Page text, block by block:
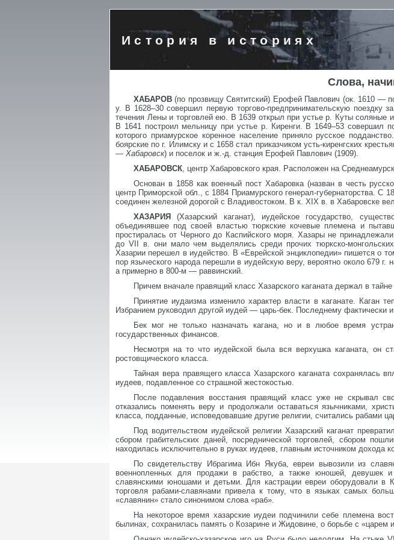
История в историях
Слова,
ХАБАРОВ (по прозвищу Святитский) Ерофей Павлович (ок. 1610 —
у. В 1628–30 совершил первую торгово-предпринимательскую поездку
течения Лены и торговлей ею. В 1639 открыл при устье р. Куты соляные
В 1641 построил мельницу при устье р. Киренги. В 1649–53 совершил
которого приамурское коренное население приняло русское
боярские по г. Илимску и с 1658 стал приказчиком усть-киренгских
— Хабаровск) и поселок и ж.-д. станция Ерофей Павлович (1909).
ХАБАРОВСК, центр Хабаровского края. Расположен на
Основан в 1858 как военный пост Хабаровка (назван в честь
центр Приморской обл., с 1884 Приамурского генерал-губернаторства. С
соединен железной дорогой с Владивостоком. В к. XIX в. в Хабаровске
ХАЗАРИЯ
(Хазарский каганат), иудейское государство,
объединявшее под своей властью тюркские кочевые племена и
простиралась от Черного до Каспийского моря. Хазары не
до VII в. они мало чем выделялись среди прочих тюркско-
Хазарии перешел в иудейство. В «Еврейской энциклопедии» пишется о
пор языческого народа перешли в иудейскую веру, вероятно около 679
а примерно в 800-м — раввинский.
Причем вначале правящий класс Хазарского каганата держал в
Принятие иудаизма изменило характер власти в каганате. Каган
Избранием руководил другой иудей — царь-бек. Последнему фактически
Бек мог не только назначать кагана, но и в любое время
государственных финансов.
Несмотря на то что иудейской была вся верхушка каганата, он
ростовщического класса.
Тайная вера правящего класса Хазарского каганата сохранялась
иудеев, подавленное со страшной жестокостью.
После подавления восстания правящий класс уже не скрывал
отказались поменять веру и продолжали оставаться язычниками,
класса, подданные, исповедовавшие другие религии, считались рабами
Под водительством иудейской религии Хазарский каганат
сбором грабительских даней, посреднической торговлей, сбором
находилась исключительно в руках иудеев, главным источником дохода
По свидетельству Ибрагима Ибн Якуба, евреи вывозили из
военнопленных для продажи в рабство, а также юношей, девушек и
славянскими юношами и детьми. Для кастрации евреи оборудовали в
торговля рабами-славянами привела к тому, что в языках самых
«славянин» стало синонимом слова «раб».
На некоторое время хазарские иудеи подчинили себе племена
былинах, сохранилась память о Козарине и Жидовине, о борьбе с «царем